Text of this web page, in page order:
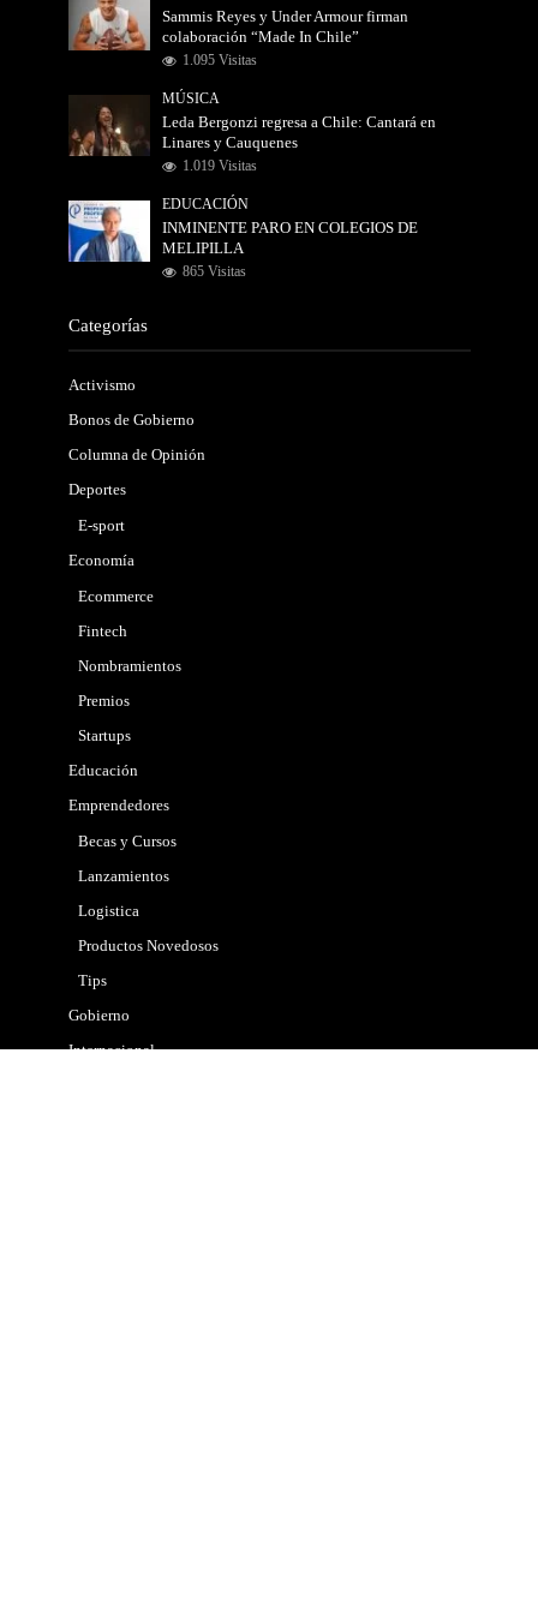
Sammis Reyes y Under Armour firman
colaboración “Made In Chile”
1.095 Visitas
MÚSICA
Leda Bergonzi regresa a Chile: Cantará en
Linares y Cauquenes
1.019 Visitas
EDUCACIÓN
INMINENTE PARO EN COLEGIOS DE
MELIPILLA
865 Visitas
Categorías
Activismo
Bonos de Gobierno
Columna de Opinión
Deportes
E-sport
Economía
Ecommerce
Fintech
Nombramientos
Premios
Startups
Educación
Emprendedores
Becas y Cursos
Lanzamientos
Logistica
Productos Novedosos
Tips
Gobierno
Internacional